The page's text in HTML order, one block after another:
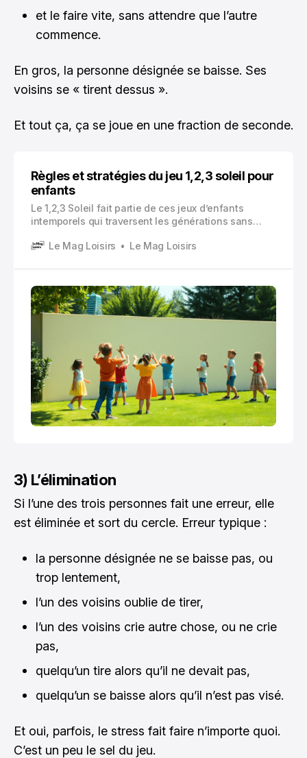
et le faire vite, sans attendre que l’autre
commence.
En gros, la personne désignée se baisse. Ses
voisins se « tirent dessus ».
Et tout ça, ça se joue en une fraction de seconde.
Règles et stratégies du jeu 1,2,3 soleil pour
enfants
Le 1,2,3 Soleil fait partie de ces jeux d’enfants
intemporels qui traversent les générations sans
classique dans votre cour d’école, et vos enfants y
Le Mag Loisirs Le Mag Loisirs
3) L’élimination
Si l’une des trois personnes fait une erreur, elle
est éliminée et sort du cercle. Erreur typique :
la personne désignée ne se baisse pas, ou
trop lentement,
l’un des voisins oublie de tirer,
l’un des voisins crie autre chose, ou ne crie
pas,
quelqu’un tire alors qu’il ne devait pas,
quelqu’un se baisse alors qu’il n’est pas visé.
Et oui, parfois, le stress fait faire n’importe quoi.
C’est un peu le sel du jeu.